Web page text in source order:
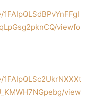
viewfo
view